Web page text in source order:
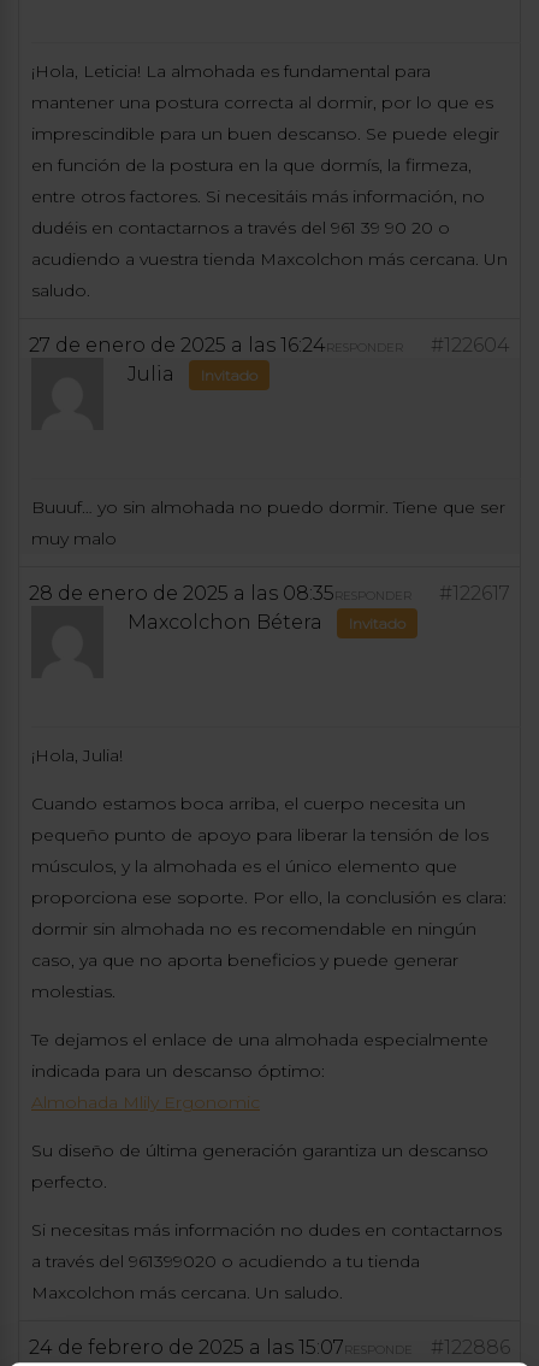
¡Hola, Leticia! La almohada es fundamental para
mantener una postura correcta al dormir, por lo que es
imprescindible para un buen descanso. Se puede elegir
en función de la postura en la que dormís, la firmeza,
entre otros factores. Si necesitáis más información, no
dudéis en contactarnos a través del 961 39 90 20 o
acudiendo a vuestra tienda Maxcolchon más cercana. Un
saludo.
27 de enero de 2025 a las 16:24 #122604
RESPONDER
Julia Invitado
Buuuf… yo sin almohada no puedo dormir. Tiene que ser
muy malo
28 de enero de 2025 a las 08:35 #122617
RESPONDER
Maxcolchon Bétera Invitado
¡Hola, Julia!
Cuando estamos boca arriba, el cuerpo necesita un
pequeño punto de apoyo para liberar la tensión de los
músculos, y la almohada es el único elemento que
proporciona ese soporte. Por ello, la conclusión es clara:
dormir sin almohada no es recomendable en ningún
caso, ya que no aporta beneficios y puede generar
molestias.
Te dejamos el enlace de una almohada especialmente
indicada para un descanso óptimo:
Almohada Mlily Ergonomic
Su diseño de última generación garantiza un descanso
perfecto.
Si necesitas más información no dudes en contactarnos
a través del 961399020 o acudiendo a tu tienda
Maxcolchon más cercana. Un saludo.
24 de febrero de 2025 a las 15:07 #122886
RESPONDE